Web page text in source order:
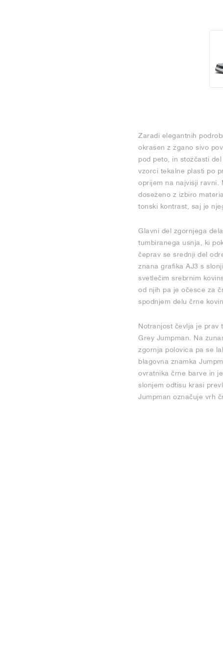
Zaradi elegantnih
okrašen z žgano sivo
pod peto, in stožčasti
vzorci tekalne plasti po
oprijem na najvišji ravni.
doseženo z izbiro
tonski kontrast, saj je
Glavni del zgornjega
tumbiranega usnja, ki
čeprav se srednji del
znana grafika AJ3 s
svetlečim srebrnim
od njih pa je očesce za
spodnjem delu črne
Notranjost čevlja je prav
Grey Jumpman. Na
zgornja polovica pa se
blagovna znamka
ovratnika črne barve in
slonjem odtisu krasi
Jumpman označuje vrh